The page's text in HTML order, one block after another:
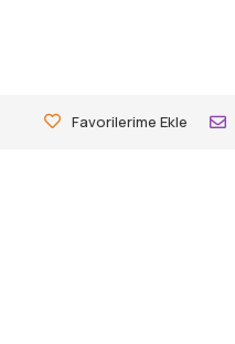
Favorilerime Ekle